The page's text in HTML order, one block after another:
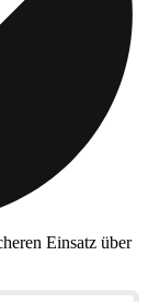
Einsatz über